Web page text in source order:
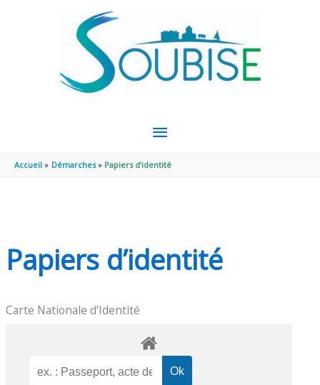
MENU
PRINCIPAL
Accueil Démarches Papiers d’identité
Papiers d’identité
Carte Nationale d’Identité